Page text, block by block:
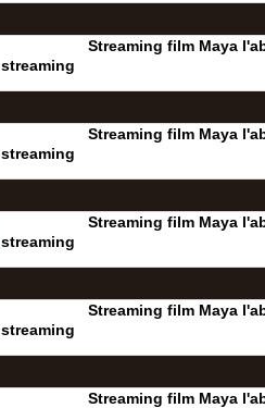
Streaming film Maya
streaming
Streaming film Maya
streaming
Streaming film Maya
streaming
Streaming film Maya
streaming
Streaming film Maya